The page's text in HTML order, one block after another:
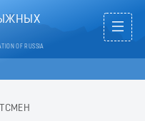
OF RUSSIA